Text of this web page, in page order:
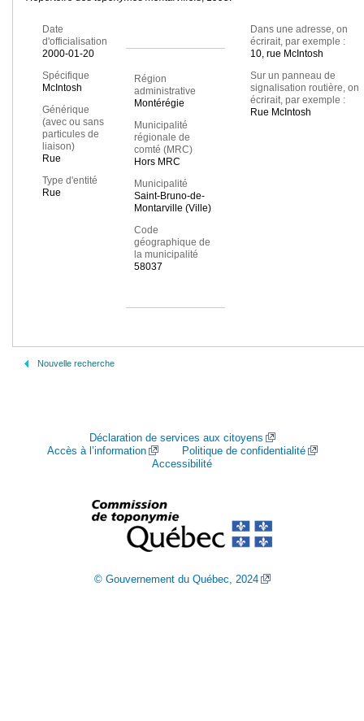
Date
d'officialisation
2000-01-20
Spécifique
McIntosh
Générique
(avec ou sans
particules de
liaison)
Rue
Type d'entité
Rue
Région
administrative
Montérégie
Municipalité
régionale de
comté (MRC)
Hors MRC
Municipalité
Saint-Bruno-de-
Montarville (Ville)
Code
géographique de
la municipalité
58037
Dans une adresse, on
écrirait, par exemple :
10, rue McIntosh
Sur un panneau de
signalisation routière, on
écrirait, par exemple :
Rue McIntosh
Nouvelle recherche
Déclaration de services aux citoyens
Accès à l’information
Politique de confidentialité
Accessibilité
© Gouvernement du Québec, 2024